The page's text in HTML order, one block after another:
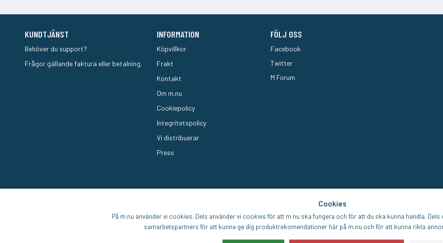
KUNDTJÄNST
Behöver du support?
Frågor gällande faktura eller betalning.
INFORMATION
Köpvillkor
Frakt
Kontakt
Om m.nu
Cookiepolicy
Integritetspolicy
Vi distribuerar
Press
FÖLJ OSS
Facebook
Twitter
M Forum
Cookies
På m.nu använder vi cookies. Dels använder vi cookies för att m.nu ska fungera och för att du ska kunna handla.
samarbetspartners för att kunna ge dig produktrekomendationer här på m.nu och för att kunna rikta